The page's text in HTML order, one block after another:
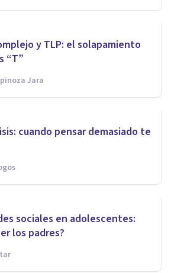
y TLP: el solapamiento
“T”
Jara
cuando pensar demasiado te
sociales en adolescentes:
los padres?